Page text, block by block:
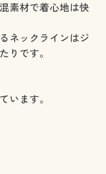
素材で着心地は快
ネックラインはジ
りです。
います。